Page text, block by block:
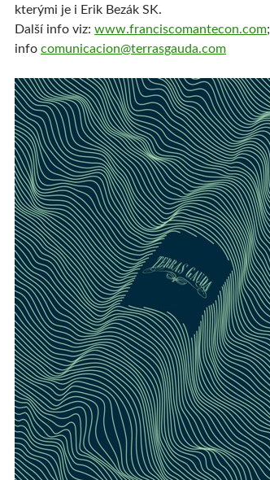
kterými je i Erik Bezák SK.
Další info viz: www.franciscomantecon.com;
info comunicacion@terrasgauda.com